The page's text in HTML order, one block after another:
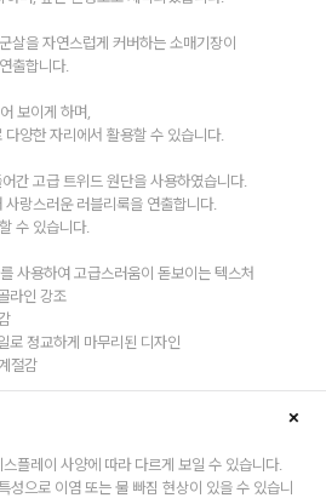
살을 자연스럽게 커버하는 소매기장이
출합니다.
보이게 하며,
양한 자리에서 활용할 수 있습니다.
간 고급 트위드 원단을 사용하였습니다.
랑스러운 러블리룩을 연출합니다.
수 있습니다.
사용하여 고급스러움이 돋보이는 텍스처
라인 강조
로 정교하게 마무리된 디자인
절감
플레이 사양에 따라 다르게 보일 수 있습니다.
성으로 이염 또는 물 빠짐 현상이 있을 수 있습니